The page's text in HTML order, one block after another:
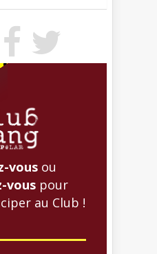
vous ou
vous pour
au Club !